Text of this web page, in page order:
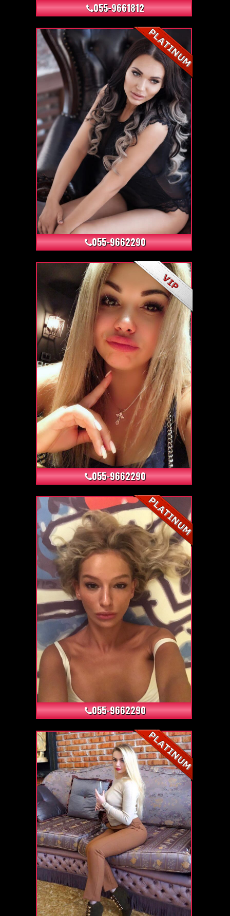
055-9661812
+6
055-9662290
+6
055-9662290
055-9662290